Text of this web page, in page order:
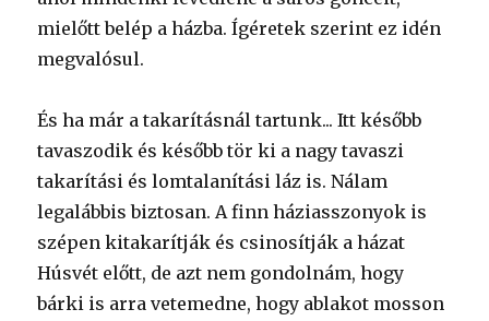
mielőtt belép a házba. Ígéretek szerint ez idén
megvalósul.
És ha már a takarításnál tartunk... Itt később
tavaszodik és később tör ki a nagy tavaszi
takarítási és lomtalanítási láz is. Nálam
legalábbis biztosan. A finn háziasszonyok is
szépen kitakarítják és csinosítják a házat
Húsvét előtt, de azt nem gondolnám, hogy
bárki is arra vetemedne, hogy ablakot mosson